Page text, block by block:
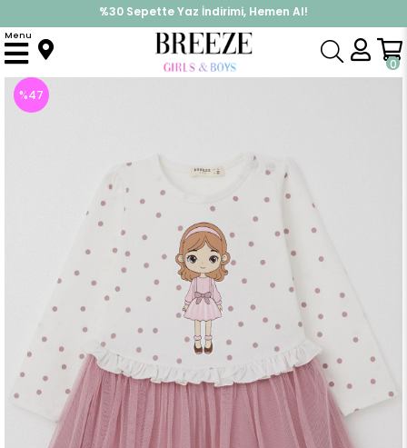
%30 Sepette Yaz İndirimi, Hemen Al!
İndirimlere ek %10 İndirimi Kap, Hemen Üye Ol!
0
Menu
Anasayfa Elbise Modelleri Uzun Kol Elbise
%47